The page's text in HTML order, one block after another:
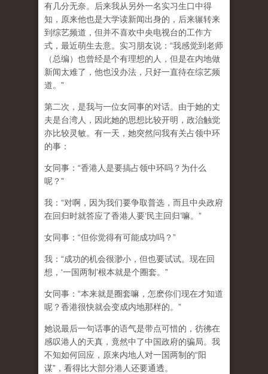
有几分无奈。后来我从另外一名实习生口中得
知，原来他也是大学读新闻出身的，后来辗转来
到综艺频道，但并不喜欢中央电视台的工作方
式，最近萌生去意。实习朋友说：“我感觉到老师
（总编）也曾经是个有理想的人，但是在内地做
新闻太难了，他也没办法，只好一直待在综艺频
道。”
第二次，是我与一位女同事的对话。由于她的丈
夫是台湾人，因此她的思想比较开明，政治触觉
亦比较灵敏。有一天，她突然问我有关占领中环
的事：
女同事：“香港人是要搞占领中环吗？为什么
呢？”
我：“对啊，因为我们要争取普选，而且中央政府
在回归时就答应了香港人要‘民主回归’嘛。”
女同事：“但你觉得有可能成功吗？”
我：“成功的机会很渺小，但也要试试。现在回
想，‘一国两制’根本就是个圈套。”
女同事：“本来就是圈套嘛，怎麽你们现在才知道
呢？香港很快就会变成内地那样的。”
她说最后一句话事的语气是带点可惜的，彷彿在
感叹港人的天真，竟然中了中国政府的骗局。我
不知如何回应，原来内地人对一国两制的“阳
谋”，看得比大部分港人还要通透。